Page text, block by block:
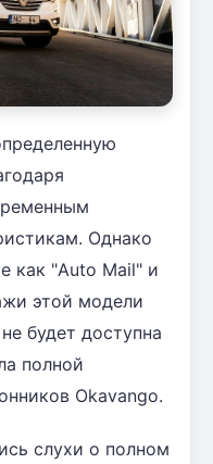
Однако
как "Auto Mail" и
этой модели
будет доступна
полной
Okavango.
слухи о полном